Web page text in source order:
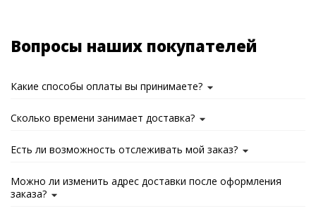
Вопросы наших покупателей
Какие способы оплаты вы принимаете?
Сколько времени занимает доставка?
Есть ли возможность отслеживать мой заказ?
Можно ли изменить адрес доставки после оформления
заказа?